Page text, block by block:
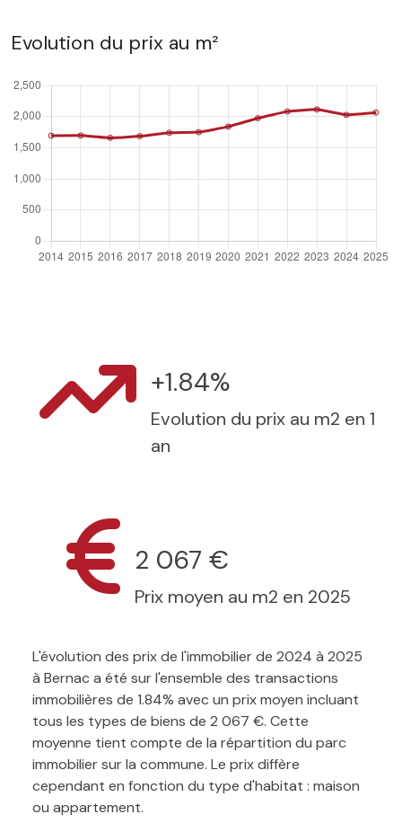
Evolution du prix au m²
+1.84%
Evolution du prix au m2 en 1
an
2 067 €
Prix moyen au m2 en 2025
L'évolution des prix de l'immobilier de 2024 à 2025
à Bernac a été sur l'ensemble des transactions
immobilières de 1.84% avec un prix moyen incluant
tous les types de biens de 2 067 €. Cette
moyenne tient compte de la répartition du parc
immobilier sur la commune. Le prix diffère
cependant en fonction du type d'habitat : maison
ou appartement.